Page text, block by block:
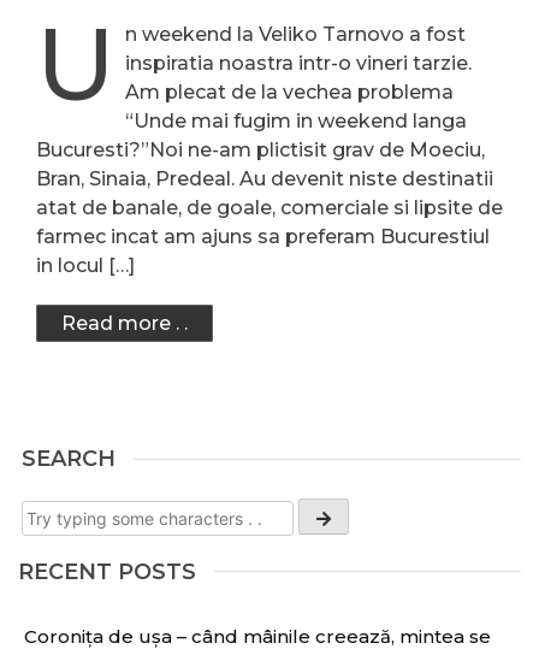
SEARCH
RECENT POSTS
Coronița de ușa – când mâinile creează, mintea se
U
n weekend la Veliko Tarnovo a fost
inspiratia noastra intr-o vineri tarzie.
Am plecat de la vechea problema
“Unde mai fugim in weekend langa
Bucuresti?”Noi ne-am plictisit grav de Moeciu,
Bran, Sinaia, Predeal. Au devenit niste destinatii
atat de banale, de goale, comerciale si lipsite de
farmec incat am ajuns sa preferam Bucurestiul
in locul […]
Read more . .